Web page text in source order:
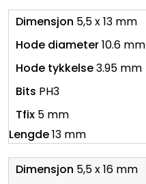
5,5 x 13 mm
10.6 mm
3.95 mm
PH3
5 mm
13 mm
5,5 x 16 mm